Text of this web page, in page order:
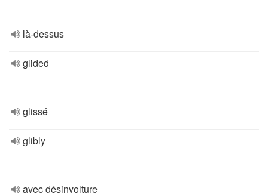
là-dessus
glided
glissé
glibly
avec désinvolture